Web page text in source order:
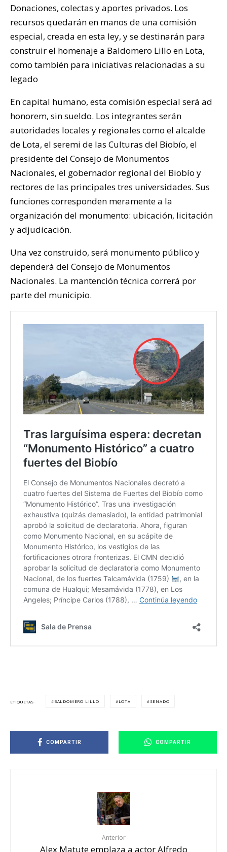
Donaciones, colectas y aportes privados. Los
recursos quedarán en manos de una comisión
especial, creada en esta ley, y se destinarán para
construir el homenaje a Baldomero Lillo en Lota,
como también para iniciativas relacionadas a su
legado
En capital humano, esta comisión especial será ad
honorem, sin sueldo. Los integrantes serán
autoridades locales y regionales como el alcalde
de Lota, el seremi de las Culturas del Biobío, el
presidente del Consejo de Monumentos
Nacionales, el gobernador regional del Biobío y
rectores de las principales tres universidades. Sus
funciones corresponden meramente a la
organización del monumento: ubicación, licitación
y adjudicación.
Una vez construido, será monumento público y
dependerá del Consejo de Monumentos
Nacionales. La mantención técnica correrá por
parte del municipio.
ETIQUETAS BALDOMERO LILLO LOTA SENADO
COMPARTIR COMPARTIR
Anterior
Alex Matute emplaza a actor Alfredo